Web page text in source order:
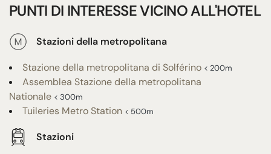
PUNTI DI INTERESSE VICINO ALL'HOTEL
Stazioni della metropolitana
Stazione della metropolitana di Solférino < 200m
Assemblea Stazione della metropolitana
Nationale < 300m
Tuileries Metro Station < 500m
Stazioni